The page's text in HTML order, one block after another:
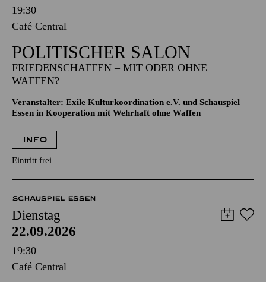
19:30
Café Central
POLITISCHER SALON
FRIEDENSCHAFFEN – MIT ODER OHNE
WAFFEN?
Veranstalter: Exile Kulturkoordination e.V. und Schauspiel
Essen in Kooperation mit Wehrhaft ohne Waffen
INFO
Eintritt frei
SCHAUSPIEL ESSEN
Dienstag
22.09.2026
19:30
Café Central